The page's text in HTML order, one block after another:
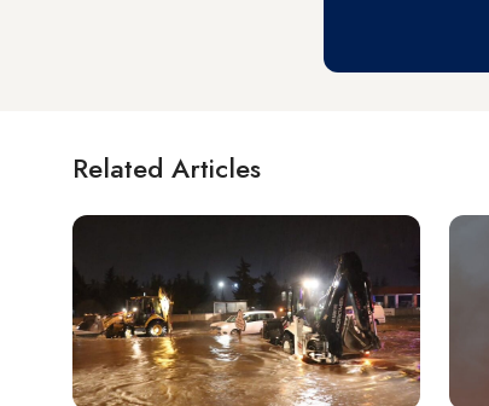
Related Articles